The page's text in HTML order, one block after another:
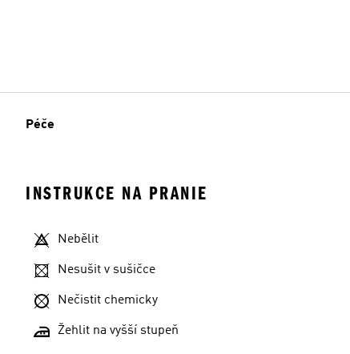
Péče
INSTRUKCE NA PRANIE
Nebělit
Nesušit v sušičce
Nečistit chemicky
Žehlit na vyšší stupeň